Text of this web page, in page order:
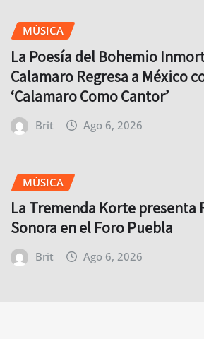
MÚSICA
La Poesía del Bohemio
Calamaro Regresa a México
‘Calamaro Como Cantor’
Brit Ago 6, 2026
MÚSICA
La Tremenda Korte presenta
Sonora en el Foro Puebla
Brit Ago 6, 2026